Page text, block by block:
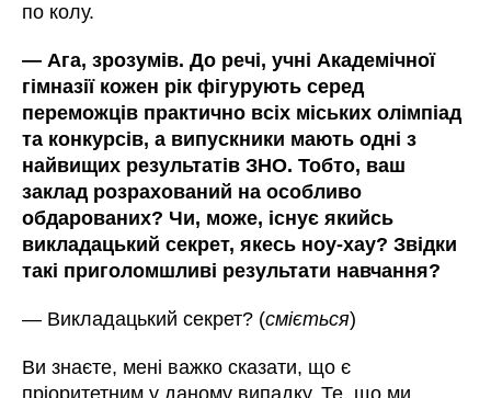
по колу.
—Ага, зрозумів. До речі, учні Академічної
гімназії кожен рік фігурують серед
переможців практично всіх міських олімпіад
та конкурсів, а випускники мають одні з
найвищих результатів ЗНО. Тобто, ваш
заклад розрахований на особливо
обдарованих? Чи, може, існує якийсь
викладацький секрет, якесь ноу-хау? Звідки
такі приголомшливі результати навчання?
— Викладацький секрет? (сміється)
Ви знаєте, мені важко сказати, що є